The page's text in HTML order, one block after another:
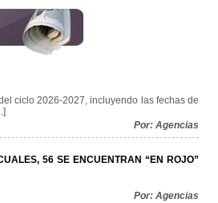
ciclo 2026-2027, incluyendo las fechas de
Por: Agencias
56 SE ENCUENTRAN “EN ROJO”
Por: Agencias